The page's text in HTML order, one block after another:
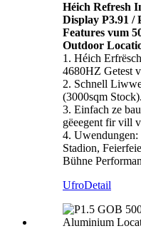
Héich Refresh
Display P3.91 /
Features vum
Outdoor
1. Héich
4680HZ Getest
2. Schnell
(3000sqm Stock).
3. Einfach ze
gëeegent fir vill
4.
Stadion,
Bühne
UfroDetail